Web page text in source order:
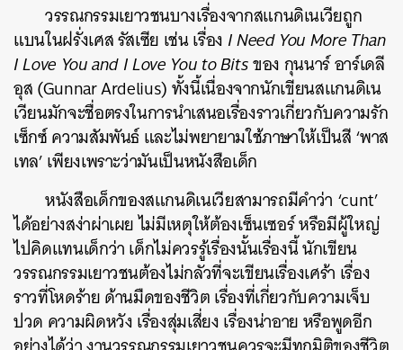
วรรณกรรมเยาวชนบางเรื่องจากสแกนดิเนเวียถูก
แบนในฝรั่งเศส รัสเซีย เช่น เรื่อง I Need You More Than
I Love You and I Love You to Bitsของ กุนนาร์ อาร์เดลี
อุส (Gunnar Ardelius) ทั้งนี้เนื่องจากนักเขียนสแกนดิเน
เวียนมักจะชื่อตรงในการนำเสนอเรื่องราวเกี่ยวกับความรัก
เซ็กซ์ ความสัมพันธ์ และไม่พยายามใช้ภาษาให้เป็นสี ‘พาส
เทล’ เพียงเพราะว่ามันเป็นหนังสือเด็ก
หนังสือเด็กของสแกนดิเนเวียสามารถมีคำว่า ‘cunt’
ได้อย่างสง่าผ่าเผย ไม่มีเหตุให้ต้องเซ็นเซอร์ หรือมีผู้ใหญ่
ไปคิดแทนเด็กว่า เด็กไม่ควรรู้เรื่องนั้นเรื่องนี้ นักเขียน
วรรณกรรมเยาวชนต้องไม่กลัวที่จะเขียนเรื่องเศร้า เรื่อง
ราวที่โหดร้าย ด้านมืดของชีวิต เรื่องที่เกี่ยวกับความเจ็บ
ปวด ความผิดหวัง เรื่องสุ่มเสี่ยง เรื่องน่าอาย หรือพูดอีก